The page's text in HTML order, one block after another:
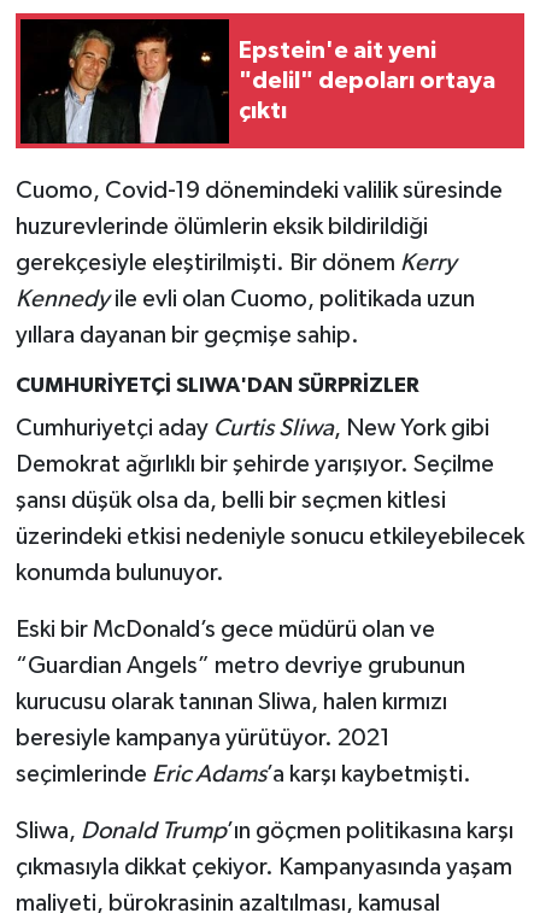
Epstein'e ait yeni
"delil" depoları ortaya
çıktı
Cuomo, Covid-19 dönemindeki valilik süresinde
huzurevlerinde ölümlerin eksik bildirildiği
gerekçesiyle eleştirilmişti. Bir dönem Kerry
Kennedyile evli olan Cuomo, politikada uzun
yıllara dayanan bir geçmişe sahip.
CUMHURİYETÇİ SLIWA'DAN SÜRPRİZLER
Cumhuriyetçi aday Curtis Sliwa, New York gibi
Demokrat ağırlıklı bir şehirde yarışıyor. Seçilme
şansı düşük olsa da, belli bir seçmen kitlesi
üzerindeki etkisi nedeniyle sonucu etkileyebilecek
konumda bulunuyor.
Eski bir McDonald’s gece müdürü olan ve
“Guardian Angels” metro devriye grubunun
kurucusu olarak tanınan Sliwa, halen kırmızı
beresiyle kampanya yürütüyor. 2021
seçimlerinde Eric Adams’a karşı kaybetmişti.
Sliwa, Donald Trump’ın göçmen politikasına karşı
çıkmasıyla dikkat çekiyor. Kampanyasında yaşam
maliyeti, bürokrasinin azaltılması, kamusal